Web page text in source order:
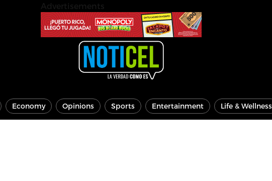
Economy Opinions Sports Entertainment Life & Wellness